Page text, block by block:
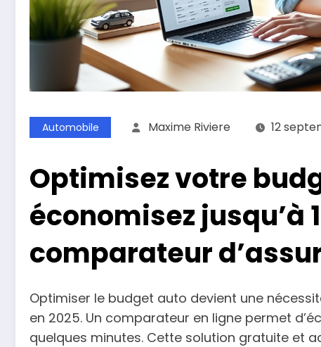
Automobile Maxime Riviere 12
Optimisez votre
économisez jusqu’à
comparateur
Optimiser le budget auto devient une
en 2025. Un comparateur en ligne permet
quelques minutes. Cette solution gratuite et